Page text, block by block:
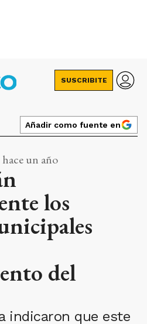
SUSCRIBITE
Añadir como fuente en
un año
los
del
indicaron que este